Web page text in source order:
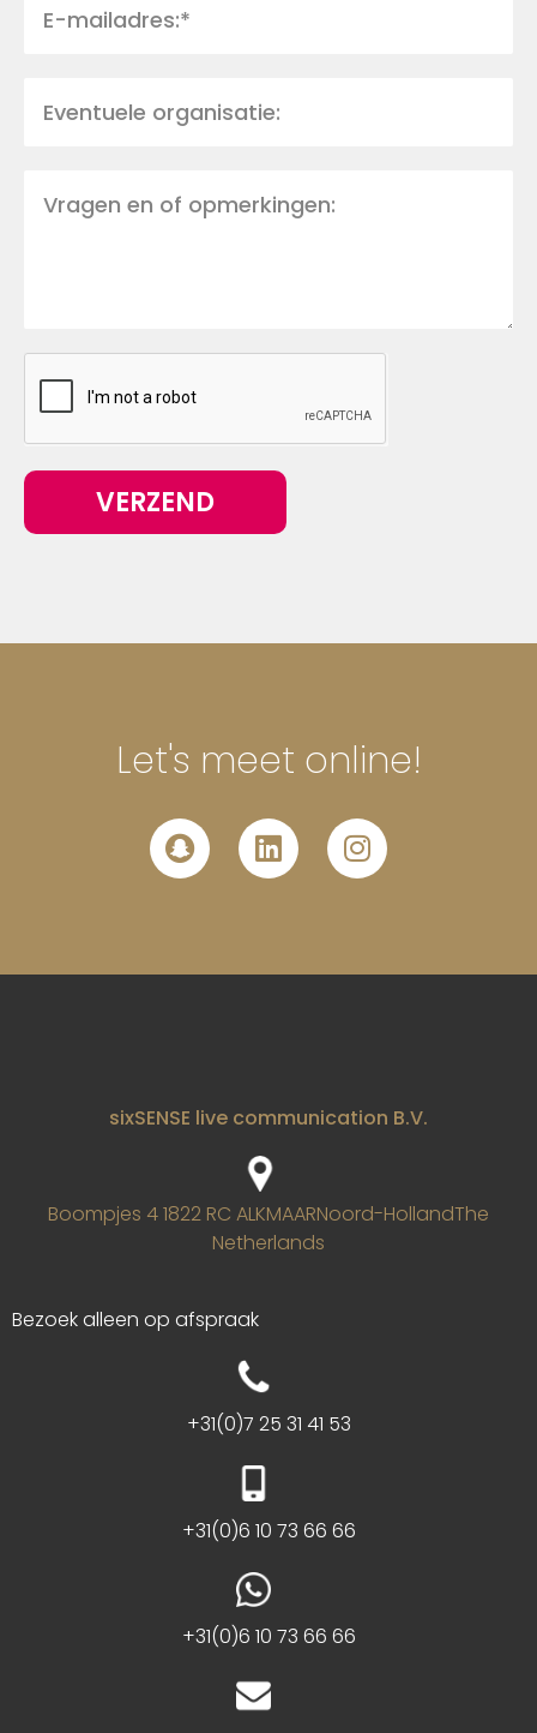
VERZEND
Let's meet online!
sixSENSE live communication B.V.
Boompjes 41822 RC ALKMAARNoord-HollandThe
Netherlands
Bezoek alleen op afspraak
+31(0)7 25 31 41 53
+31(0)6 10 73 66 66
+31(0)6 10 73 66 66